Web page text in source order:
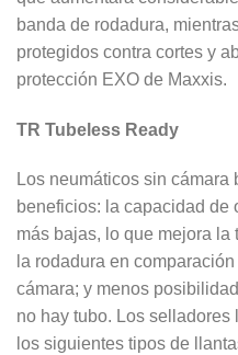
banda de rodadura,
protegidos contra cortes y
protección EXO de Maxxis.
TR Tubeless Ready
Los neumáticos sin
beneficios: la capacidad de
más bajas, lo que mejora la
la rodadura en
cámara; y menos
no hay tubo. Los
los siguientes tipos de